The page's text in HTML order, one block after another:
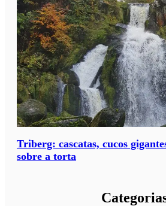
Triberg: cascatas, cucos
sobre a torta